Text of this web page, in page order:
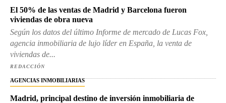
El 50% de las ventas de Madrid y Barcelona fueron
viviendas de obra nueva
Según los datos del último Informe de mercado de Lucas Fox,
agencia inmobiliaria de lujo líder en España, la venta de
viviendas de...
REDACCIÓN
AGENCIAS INMOBILIARIAS
Madrid, principal destino de inversión inmobiliaria de